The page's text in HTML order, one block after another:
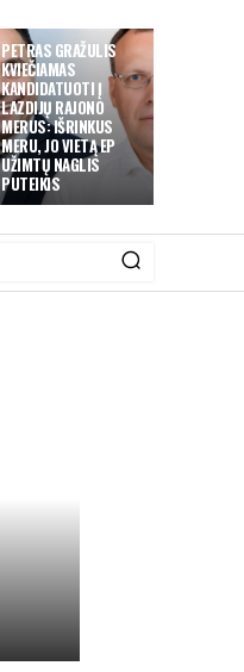
PETRAS GRAŽULIS
KVIEČIAMAS
KANDIDATUOTI Į
LAZDIJŲ RAJONO
MERUS: IŠRINKUS
MERU, JO VIETĄ EP
UŽIMTŲ NAGLIS
PUTEIKIS